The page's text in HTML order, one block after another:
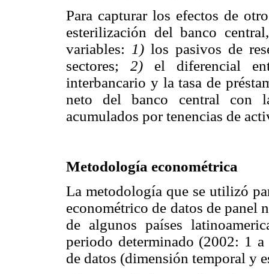
Para capturar los efectos de
esterilización del banco
variables: 1) los pasivos de
sectores;2) el diferencial
interbancario y la tasa de
neto del banco central con
acumulados por tenencias de
Metodología econométrica
La metodología que se utilizó
econométrico de datos de panel
de algunos países
periodo determinado (2002: 1
de datos (dimensión temporal y